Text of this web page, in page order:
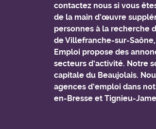
contactez nous si vous
de la main d’œuvre
personnes à la recherche
de Villefranche-sur-
Emploi propose des
secteurs d’activité. Notre
capitale du Beaujolais.
agences d’emploi dans
en-Bresse et Tignieu-